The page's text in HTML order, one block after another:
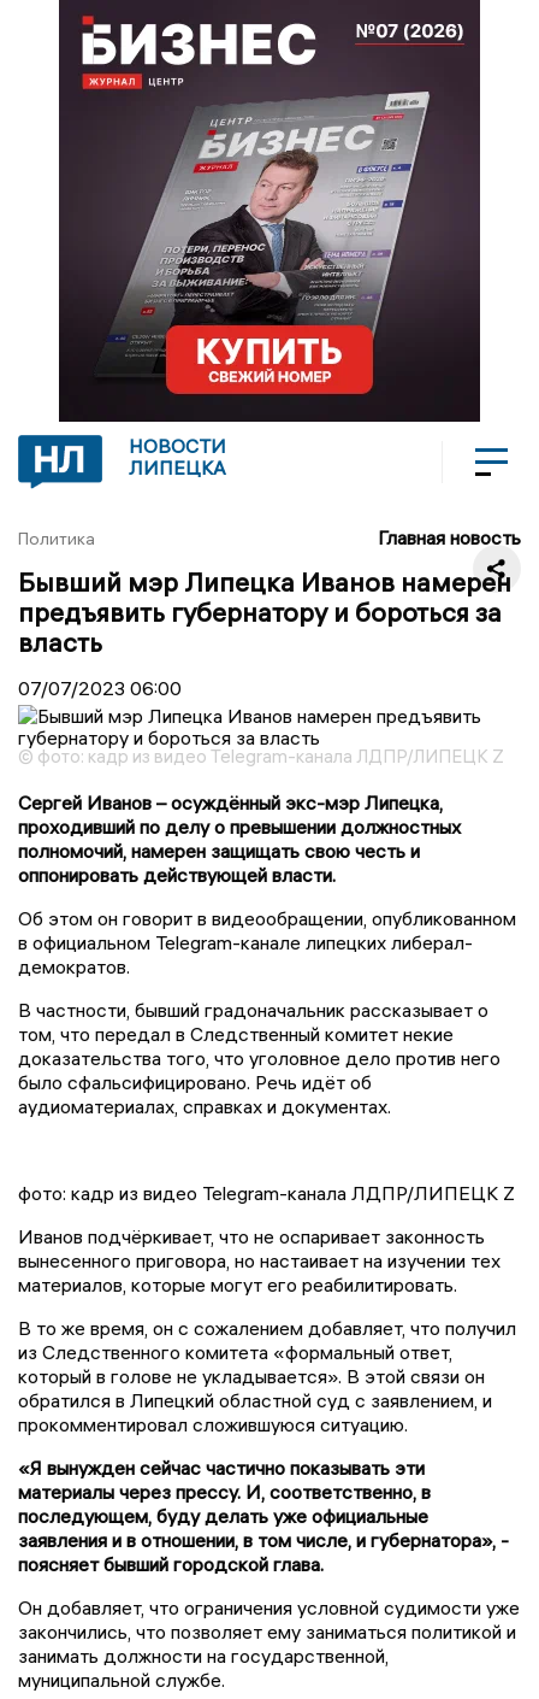
НОВОСТИ
ЛИПЕЦКА
Политика Главная новость
Бывший мэр Липецка Иванов намерен
предъявить губернатору и бороться за
власть
07/07/2023 06:00
© фото: кадр из видео Telegram-канала ЛДПР/ЛИПЕЦК Z
Сергей Иванов – осуждённый экс-мэр Липецка,
проходивший по делу о превышении должностных
полномочий, намерен защищать свою честь и
оппонировать действующей власти.
Об этом он говорит в видеообращении, опубликованном
в официальном Telegram-канале липецких либерал-
демократов.
В частности, бывший градоначальник рассказывает о
том, что передал в Следственный комитет некие
доказательства того, что уголовное дело против него
было сфальсифицировано. Речь идёт об
аудиоматериалах, справках и документах.
фото: кадр из видео Telegram-канала ЛДПР/ЛИПЕЦК Z
Иванов подчёркивает, что не оспаривает законность
вынесенного приговора, но настаивает на изучении тех
материалов, которые могут его реабилитировать.
В то же время, он с сожалением добавляет, что получил
из Следственного комитета «формальный ответ,
который в голове не укладывается». В этой связи он
обратился в Липецкий областной суд с заявлением, и
прокомментировал сложившуюся ситуацию.
«Я вынужден сейчас частично показывать эти
материалы через прессу. И, соответственно, в
последующем, буду делать уже официальные
заявления и в отношении, в том числе, и губернатора», -
поясняет бывший городской глава.
Он добавляет, что ограничения условной судимости уже
закончились, что позволяет ему заниматься политикой и
занимать должности на государственной,
муниципальной службе.